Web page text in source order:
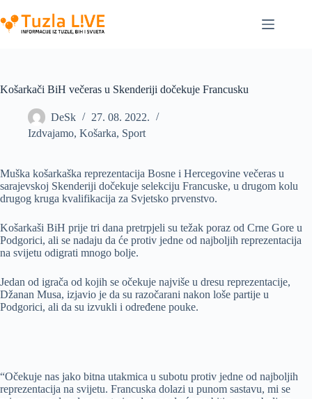
to
content
Košarkači BiH večeras u Skenderiji dočekuje Francusku
DeSk
27. 08. 2022.
Izdvajamo, Košarka, Sport
Muška košarkaška reprezentacija Bosne i Hercegovine večeras u
sarajevskoj Skenderiji dočekuje selekciju Francuske, u drugom kolu
drugog kruga kvalifikacija za Svjetsko prvenstvo.
Košarkaši BiH prije tri dana pretrpjeli su težak poraz od Crne Gore u
Podgorici, ali se nadaju da će protiv jedne od najboljih reprezentacija
na svijetu odigrati mnogo bolje.
Jedan od igrača od kojih se očekuje najviše u dresu reprezentacije,
Džanan Musa, izjavio je da su razočarani nakon loše partije u
Podgorici, ali da su izvukli i određene pouke.
“Očekuje nas jako bitna utakmica u subotu protiv jedne od najboljih
reprezentacija na svijetu. Francuska dolazi u punom sastavu, mi se